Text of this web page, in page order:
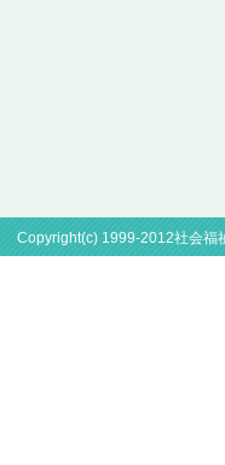
Copyright(c) 1999-2012社会福